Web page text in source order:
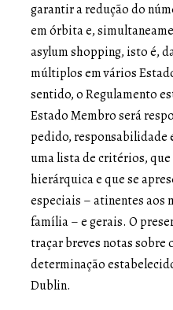
garantir a redução do
em órbita e,
asylum shopping, isto é,
múltiplos em vários
sentido, o Regulamento
Estado Membro será
pedido, responsabilidade
uma lista de critérios,
hierárquica e que se
especiais – atinentes aos
família – e gerais. O
traçar breves notas sobre
determinação
Dublin.